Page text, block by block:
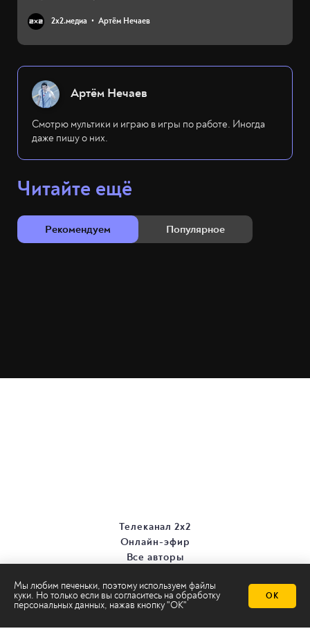
2х2.медиа Артём Нечаев
Артём Нечаев
Смотрю мультики и играю в игры по работе. Иногда
даже пишу о них.
Читайте ещё
Рекомендуем Популярное
Мы любим печеньки, поэтому используем файлы
куки. Но только если вы согласитесь на обработку
персональных данных, нажав кнопку "ОК"
ОК
Телеканал 2х2
Онлайн-эфир
Все авторы